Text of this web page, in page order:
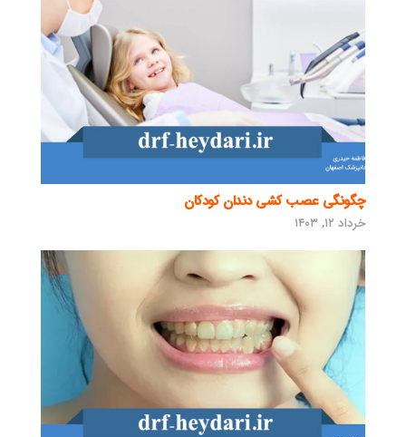
چگونگی عصب کشی دندان کودکان
خرداد ۱۲, ۱۴۰۳